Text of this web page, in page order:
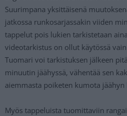
Suurimpana yksittäisenä
jatkossa runkosarjassakin viiden
tappelut pois lukien tarkistetaan
videotarkistus on ollut käytössä
Tuomari voi tarkistuksen jälkeen
minuutin jäähyssä, vähentää sen
aiemmasta poiketen kumota jäähyn
Myös tappeluista tuomittaviin